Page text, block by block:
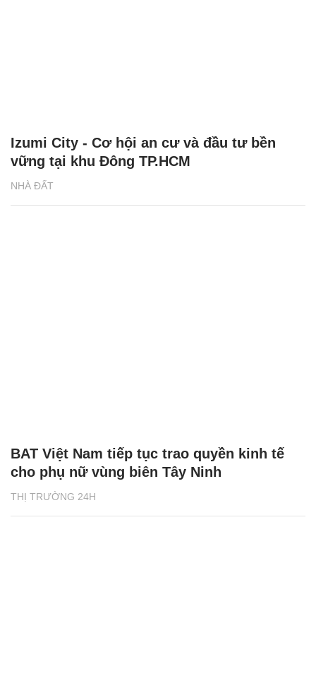
NHÀ ĐẤT
Izumi City - Cơ hội an cư và đầu tư bền
vững tại khu Đông TP.HCM
THỊ TRƯỜNG 24H
BAT Việt Nam tiếp tục trao quyền kinh tế
cho phụ nữ vùng biên Tây Ninh